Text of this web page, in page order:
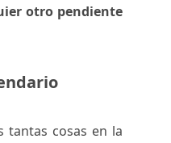
otro pendiente
tantas cosas en la